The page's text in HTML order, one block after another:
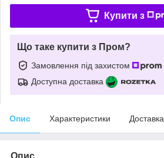
Купити з
Що таке купити з Пром?
Замовлення під захистом
Доступна доставка
Опис Характеристики Доставка
Опис